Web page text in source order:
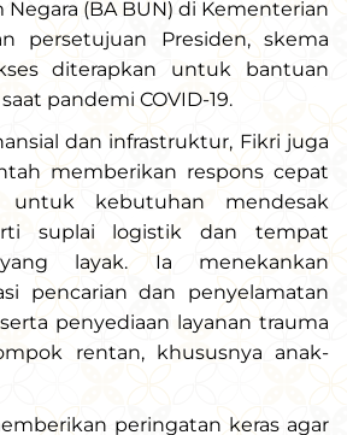
(BA BUN) di Kementerian
persetujuan Presiden, skema
diterapkan untuk bantuan
pandemi COVID-19.
dan infrastruktur, Fikri juga
memberikan respons cepat
untuk kebutuhan mendesak
suplai logistik dan tempat
layak. Ia menekankan
pencarian dan penyelamatan
penyediaan layanan trauma
rentan, khususnya anak-
peringatan keras agar